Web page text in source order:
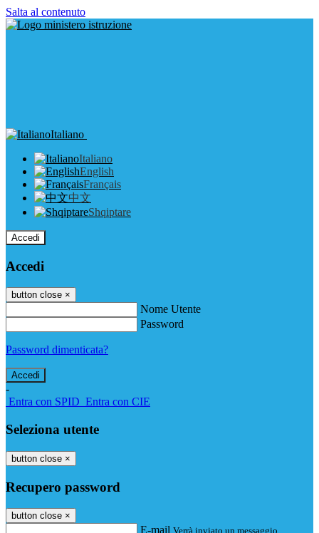
Salta al contenuto
Italiano
Italiano
English
Français
中文
Shqiptare
Accedi
Accedi
button close ×
Nome Utente
Password
Password dimenticata?
-
Entra con SPID Entra con CIE
Seleziona utente
button close ×
Recupero password
button close ×
E-mail Verrà inviato un messaggio